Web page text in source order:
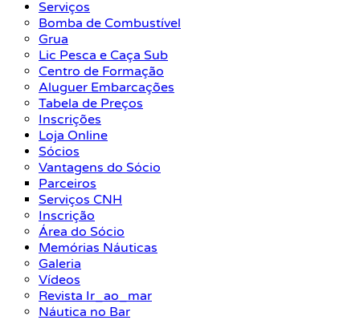
Serviços
Bomba de Combustível
Grua
Lic Pesca e Caça Sub
Centro de Formação
Aluguer Embarcações
Tabela de Preços
Inscrições
Loja Online
Sócios
Vantagens do Sócio
Parceiros
Serviços CNH
Inscrição
Área do Sócio
Memórias Náuticas
Galeria
Vídeos
Revista Ir_ao_mar
Náutica no Bar